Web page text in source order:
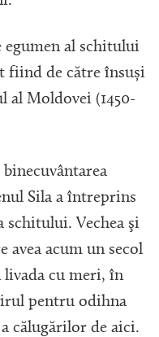
egumen al schitului
fiind de către însuși
Moldovei (1450-
Sila a întreprins
schitului. Vechea şi
avea acum un secol
cu meri, în
pentru odihna
călugărilor de aici.